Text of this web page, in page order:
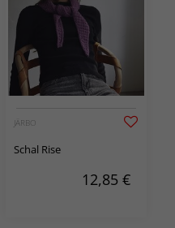
JÄRBO
Schal Rise
12,85 €